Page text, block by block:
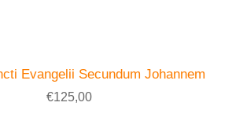
Evangelii Secundum Johannem
€125,00